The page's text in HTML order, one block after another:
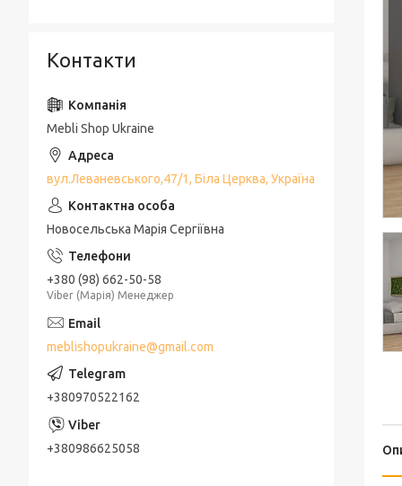
Контакти
Mebli Shop Ukraine
вул.Леваневського,47/1, Біла Церква, Україна
Новосельська Марія Сергіївна
+380 (98) 662-50-58
Viber (Марія) Менеджер
meblishopukraine@gmail.com
+380970522162
+380986625058